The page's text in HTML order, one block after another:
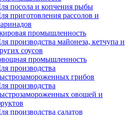
посола и копчения рыбы
приготовления рассолов и
промышленность
производства майонеза, кетчупа и
соусов
промышленность
производства
грибов
производства
овощей и
производства салатов